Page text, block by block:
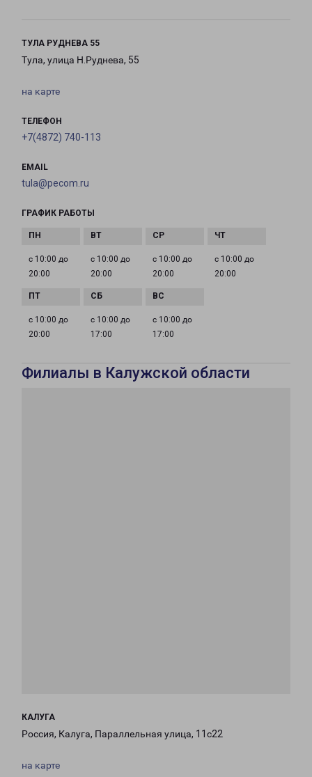
ТУЛА РУДНЕВА 55
Тула, улица Н.Руднева, 55
на карте
ТЕЛЕФОН
+7(4872) 740-113
EMAIL
tula@pecom.ru
ГРАФИК РАБОТЫ
с 10:00 до
20:00
с 10:00 до
20:00
с 10:00 до
20:00
с 10:00 до
20:00
с 10:00 до
20:00
с 10:00 до
17:00
с 10:00 до
17:00
Филиалы в Калужской области
КАЛУГА
Россия, Калуга, Параллельная улица, 11с22
на карте